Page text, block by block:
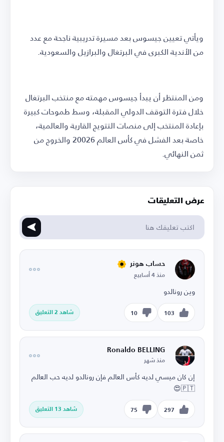
ويأتي تعيين جيسوس بعد مسيرة تدريبية ناجحة مع عدد
من الأندية الكبرى في البرتغال والبرازيل والسعودية.
ومن المنتظر أن يبدأ جيسوس مهمته مع منتخب البرتغال
خلال فترة التوقف الدولي المقبلة، وسط طموحات كبيرة
بإعادة المنتخب إلى منصات التتويج القارية والعالمية،
خاصة بعد الفشل في كأس العالم 20026 والخروج من
ثمن النهائي.
عرض التعليقات
حساب هونر
منذ 4 أسابيع
وين رونالدو
103
10 شاهد 2 التعليق
Ronaldo BELLING
منذ شهر
إن كان ميسي لديه كأس العالم فإن رونالدو لديه حب العالم
🇵🇹😍
297
75 شاهد 13 التعليق